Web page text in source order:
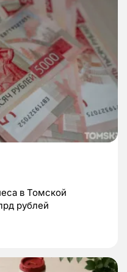
в Томской
рублей